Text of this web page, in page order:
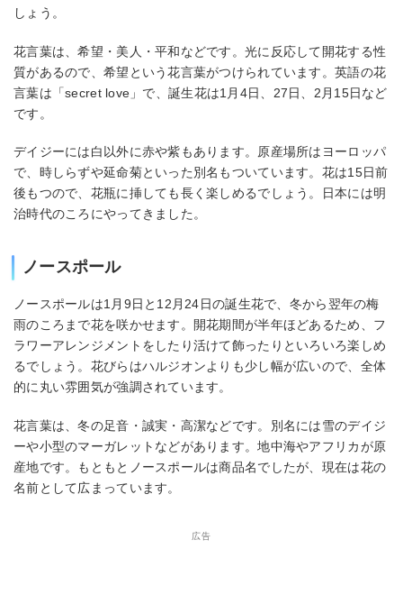
しょう。
花言葉は、希望・美人・平和などです。光に反応して開花する性
質があるので、希望という花言葉がつけられています。英語の花
言葉は「secret love」で、誕生花は1月4日、27日、2月15日など
です。
デイジーには白以外に赤や紫もあります。原産場所はヨーロッパ
で、時しらずや延命菊といった別名もついています。花は15日前
後もつので、花瓶に挿しても長く楽しめるでしょう。日本には明
治時代のころにやってきました。
ノースポール
ノースポールは1月9日と12月24日の誕生花で、冬から翌年の梅
雨のころまで花を咲かせます。開花期間が半年ほどあるため、フ
ラワーアレンジメントをしたり活けて飾ったりといろいろ楽しめ
るでしょう。花びらはハルジオンよりも少し幅が広いので、全体
的に丸い雰囲気が強調されています。
花言葉は、冬の足音・誠実・高潔などです。別名には雪のデイジ
ーや小型のマーガレットなどがあります。地中海やアフリカが原
産地です。もともとノースポールは商品名でしたが、現在は花の
名前として広まっています。
広告